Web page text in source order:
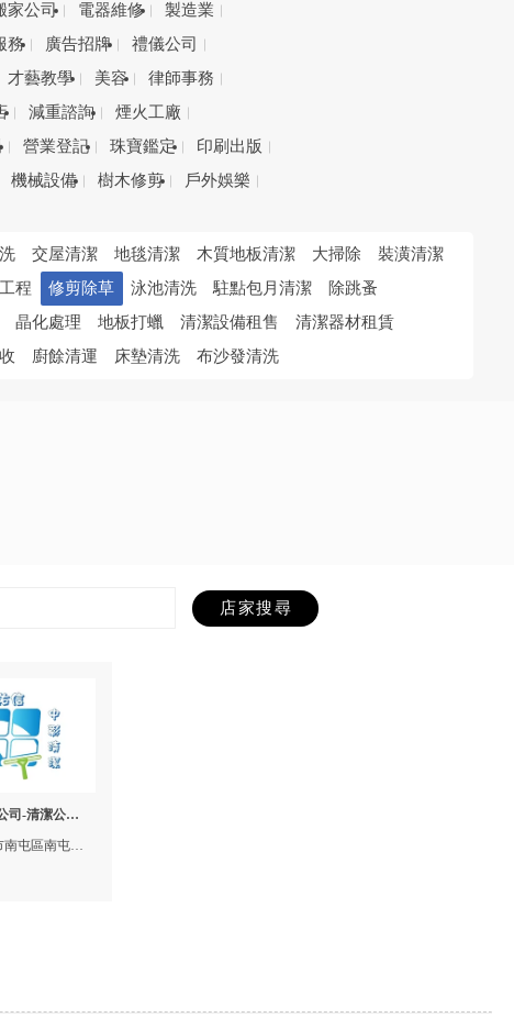
家公司 電器維修
製造業
務 廣告招牌
禮儀公司
才藝教學 美容
律師事務
減重諮詢
煙火工廠
營業登記 珠寶鑑定
印刷出版
機械設備 樹木修剪
戶外娛樂
交屋清潔 地毯清潔 木質地板清潔 大掃除
裝潢清潔
程 修剪除草 泳池清洗 駐點包月清潔
除跳蚤
晶化處理 地板打蠟 清潔設備租售
清潔器材租賃
廚餘清運 床墊清洗 布沙發清洗
司-清潔公司,
司,南屯清潔
屯區南屯路